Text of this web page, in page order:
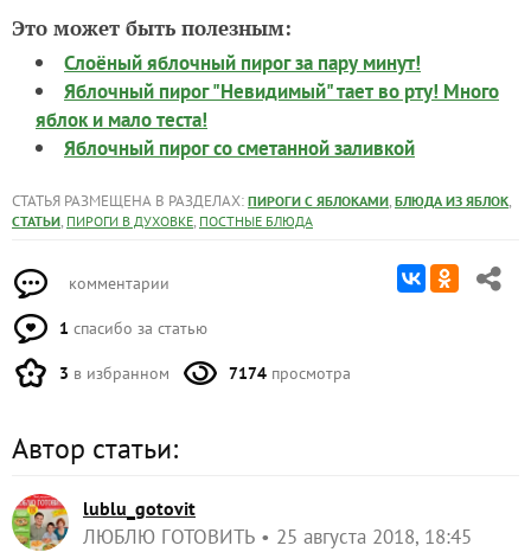
Это может быть полезным:
Слоёный яблочный пирог за пару минут!
Яблочный пирог "Невидимый" тает во рту! Много
яблок и мало теста!
Яблочный пирог со сметанной заливкой
СТАТЬЯ РАЗМЕЩЕНА В РАЗДЕЛАХ: ПИРОГИ С ЯБЛОКАМИ, БЛЮДА ИЗ ЯБЛОК,
СТАТЬИ, ПИРОГИ В ДУХОВКЕ, ПОСТНЫЕ БЛЮДА
комментарии
1 спасибо за статью
3 в избранном 7174 просмотра
Автор статьи:
lublu_gotovit
ЛЮБЛЮ ГОТОВИТЬ 25 августа 2018, 18:45